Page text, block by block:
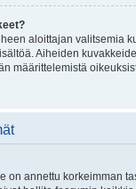
aloittajan valitsemia
Aiheiden
määrittelemistä
on annettu korkeimman